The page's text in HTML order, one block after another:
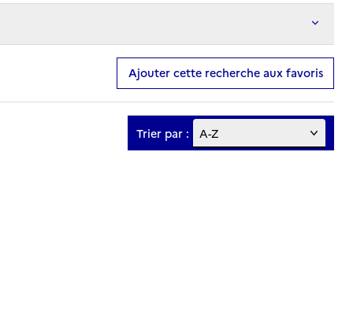
Ajouter cette recherche aux favoris
Trier par :